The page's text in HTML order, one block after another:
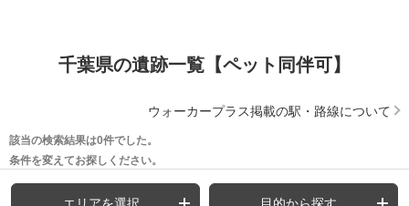
千葉県の遺跡一覧【ペット同伴可】
ウォーカープラス掲載の駅・路線について
該当の検索結果は0件でした。
条件を変えてお探しください。